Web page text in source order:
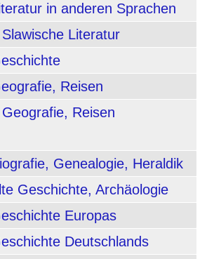
in anderen Sprachen
Literatur
Reisen
Reisen
Genealogie, Heraldik
Geschichte, Archäologie
Europas
Deutschlands